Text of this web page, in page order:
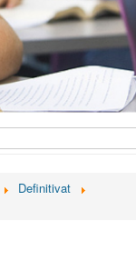
Definitivat